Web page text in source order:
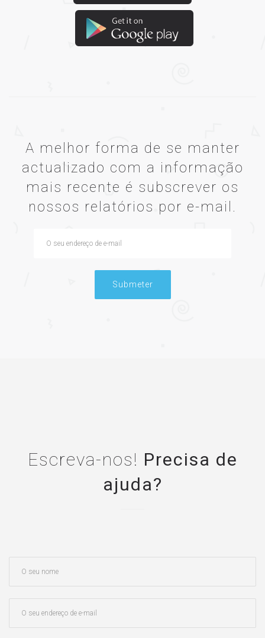
A melhor forma de se manter
actualizado com a informação
mais recente é subscrever os
nossos relatórios por e-mail.
Submeter
Escreva-nos! Precisa de
ajuda?